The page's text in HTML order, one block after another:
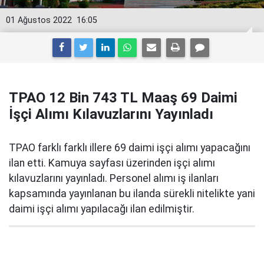
16:05
01 Ağustos 2022
TPAO 12 Bin 743 TL Maaş 69 Daimi
İşçi Alımı Kılavuzlarını Yayınladı
TPAO farklı farklı illere 69 daimi işçi alımı yapacağını
ilan etti. Kamuya sayfası üzerinden işçi alımı
kılavuzlarını yayınladı. Personel alımı iş ilanları
kapsamında yayınlanan bu ilanda sürekli nitelikte yani
daimi işçi alımı yapılacağı ilan edilmiştir.